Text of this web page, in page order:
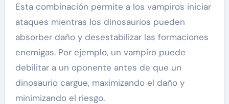
Esta combinación permite a los vampiros iniciar
ataques mientras los dinosaurios pueden
absorber daño y desestabilizar las formaciones
enemigas. Por ejemplo, un vampiro puede
debilitar a un oponente antes de que un
dinosaurio cargue, maximizando el daño y
minimizando el riesgo.